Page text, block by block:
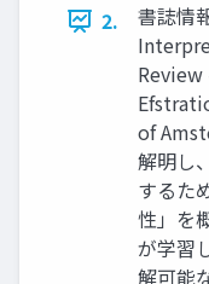
2.
書誌情
Review
of
解明し
するた
性」を
が学習
解可能